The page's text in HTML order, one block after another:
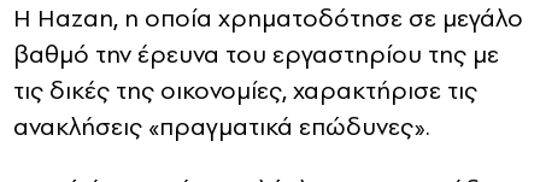
Η Hazan, η οποία χρηματοδότησε σε μεγάλο
βαθμό την έρευνα του εργαστηρίου της με
τις δικές της οικονομίες, χαρακτήρισε τις
ανακλήσεις «πραγματικά επώδυνες».